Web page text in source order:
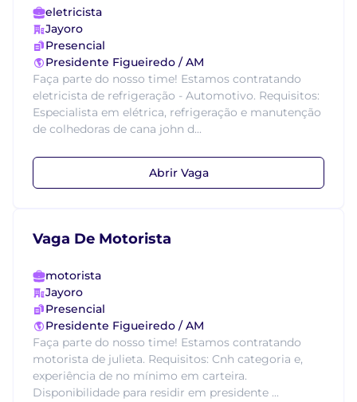
eletricista
Jayoro
Presencial
Presidente Figueiredo / AM
Faça parte do nosso time! Estamos contratando
eletricista de refrigeração - Automotivo. Requisitos:
Especialista em elétrica, refrigeração e manutenção
de colhedoras de cana john d...
Abrir Vaga
Vaga De Motorista
motorista
Jayoro
Presencial
Presidente Figueiredo / AM
Faça parte do nosso time! Estamos contratando
motorista de julieta. Requisitos: Cnh categoria e,
experiência de no mínimo em carteira.
Disponibilidade para residir em presidente ...